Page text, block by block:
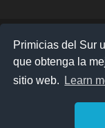
Primicias del Sur
que obtenga la
sitio web.
Learn
©2025 PRIMICIAS DEL